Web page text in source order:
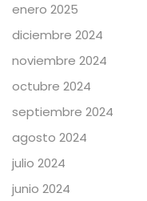
enero 2025
diciembre 2024
noviembre 2024
octubre 2024
septiembre 2024
agosto 2024
julio 2024
junio 2024